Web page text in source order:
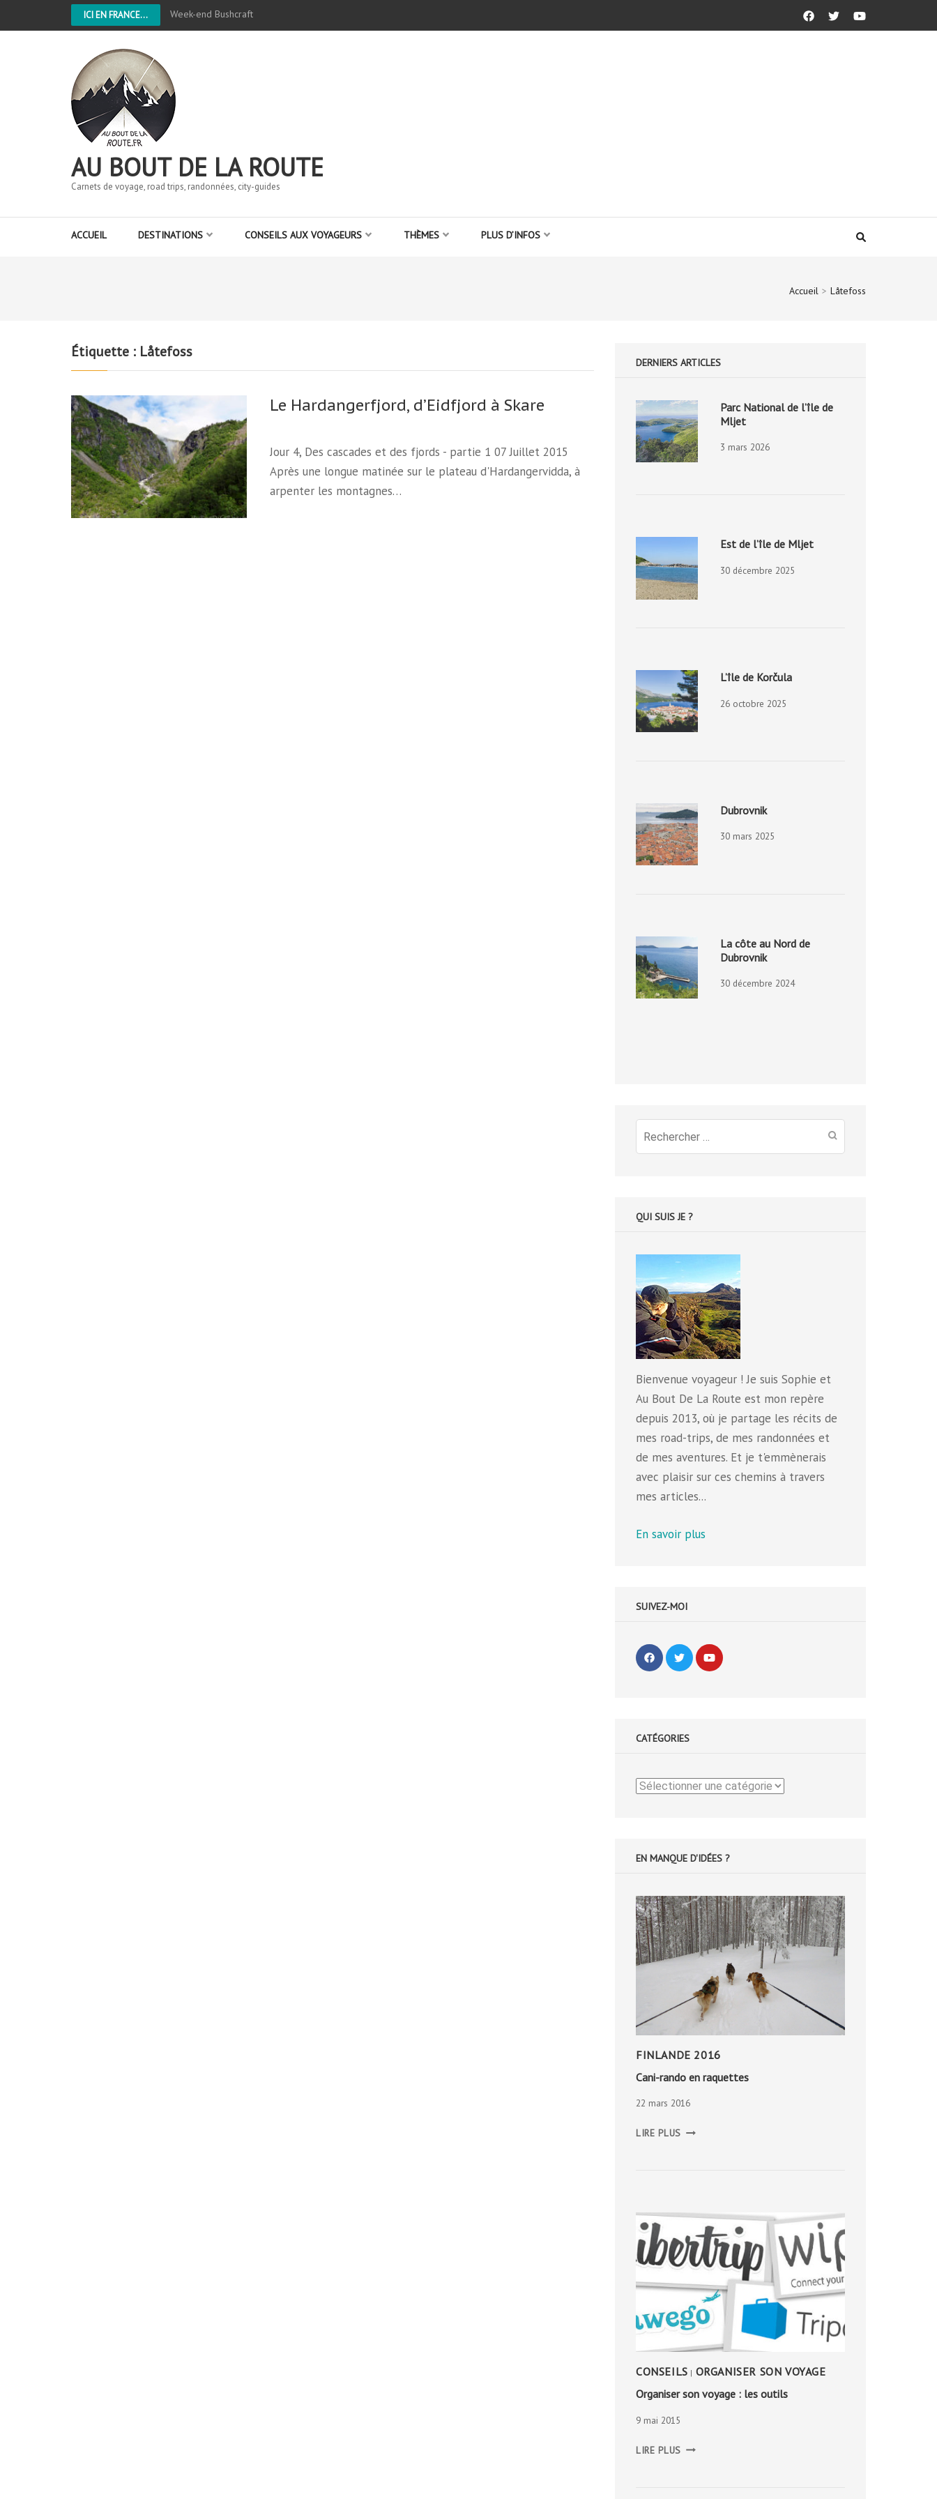
ICI EN FRANCE... Week-end Bushcraft
AU BOUT DE LA ROUTE
Carnets de voyage, road trips, randonnées, city-guides
ACCUEIL DESTINATIONS CONSEILS AUX VOYAGEURS THÈMES PLUS D’INFOS
Accueil > Låtefoss
Étiquette : Låtefoss
Le Hardangerfjord, d’Eidfjord à Skare
Jour 4, Des cascades et des fjords - partie 1 07 Juillet 2015
Après une longue matinée sur le plateau d'Hardangervidda, à
arpenter les montagnes…
DERNIERS ARTICLES
Parc National de l’île de
Mljet
3 mars 2026
Est de l’île de Mljet
30 décembre 2025
L’île de Korčula
26 octobre 2025
Dubrovnik
30 mars 2025
La côte au Nord de
Dubrovnik
30 décembre 2024
Recherche
pour
QUI SUIS JE ?
Bienvenue voyageur ! Je suis Sophie et
Au Bout De La Route est mon repère
depuis 2013, où je partage les récits de
mes road-trips, de mes randonnées et
de mes aventures. Et je t'emmènerais
avec plaisir sur ces chemins à travers
mes articles...
En savoir plus
SUIVEZ-MOI
CATÉGORIES
Catégories
EN MANQUE D'IDÉES ?
FINLANDE 2016
Cani-rando en raquettes
22 mars 2016
LIRE PLUS RANDO
CONSEILS | ORGANISER SON VOYAGE
Organiser son voyage : les outils
9 mai 2015
LIRE PLUS SON